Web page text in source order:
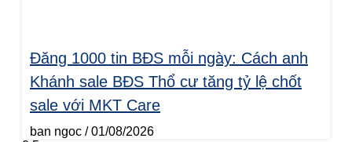
Đăng 1000 tin BĐS mỗi ngày: Cách anh
Khánh sale BĐS Thổ cư tăng tỷ lệ chốt
sale với MKT Care
ban ngoc 01/08/2026